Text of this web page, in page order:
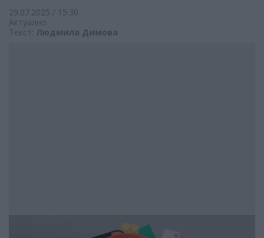
29.07.2025 / 15:30
Актуално
Текст: Людмила Димова